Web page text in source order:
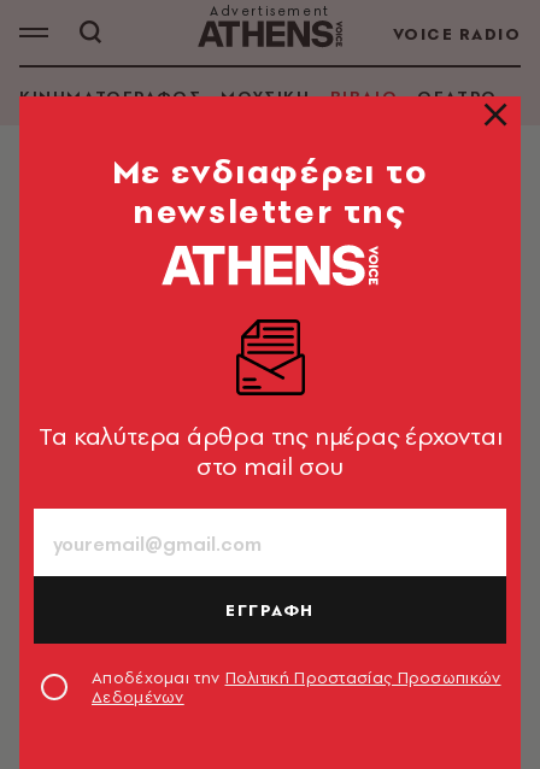
VOICE RADIO
ΚΙΝΗΜΑΤΟΓΡΑΦΟΣ ΜΟΥΣΙΚΗ ΒΙΒΛΙΟ ΘΕΑΤΡΟ -
ΑΛΕΞΑΝΔΡΟΣ ΑΒΑΤΑΓΓΕΛΟΣ
ΑΝΑΖΗΤΗΣΗ ΒΙΒΛΙΟΥ
Mε ενδιαφέρει το
newsletter της
Tα καλύτερα άρθρα της ημέρας έρχονται
στο mail σου
ΕΓΓΡΑΦΗ
Αποδέχομαι την Πολιτική Προστασίας Προσωπικών
Δεδομένων